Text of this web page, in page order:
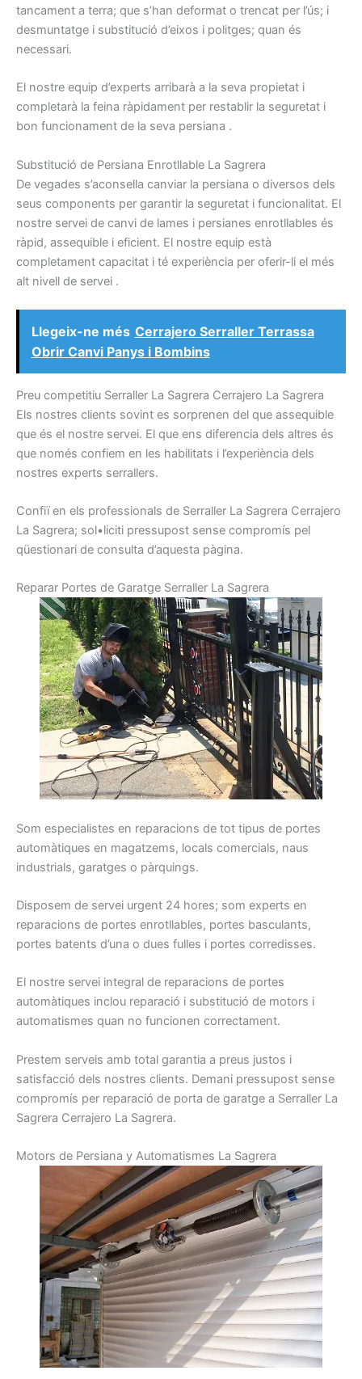
tancament a terra; que s’han deformat o trencat per l’ús; i
desmuntatge i substitució d’eixos i politges; quan és
necessari.
El nostre equip d’experts arribarà a la seva propietat i
completarà la feina ràpidament per restablir la seguretat i
bon funcionament de la seva persiana .
Substitució de Persiana Enrotllable La Sagrera
De vegades s’aconsella canviar la persiana o diversos dels
seus components per garantir la seguretat i funcionalitat. El
nostre servei de canvi de lames i persianes enrotllables és
ràpid, assequible i eficient. El nostre equip està
completament capacitat i té experiència per oferir-li el més
alt nivell de servei .
Llegeix-ne més Cerrajero Serraller Terrassa
Obrir Canvi Panys i Bombins
Preu competitiu Serraller La Sagrera Cerrajero La Sagrera
Els nostres clients sovint es sorprenen del que assequible
que és el nostre servei. El que ens diferencia dels altres és
que només confiem en les habilitats i l’experiència dels
nostres experts serrallers.
Confiï en els professionals de Serraller La Sagrera Cerrajero
La Sagrera; sol•liciti pressupost sense compromís pel
qüestionari de consulta d’aquesta pàgina.
Reparar Portes de Garatge Serraller La Sagrera
Som especialistes en reparacions de tot tipus de portes
automàtiques en magatzems, locals comercials, naus
industrials, garatges o pàrquings.
Disposem de servei urgent 24 hores; som experts en
reparacions de portes enrotllables, portes basculants,
portes batents d’una o dues fulles i portes corredisses.
El nostre servei integral de reparacions de portes
automàtiques inclou reparació i substitució de motors i
automatismes quan no funcionen correctament.
Prestem serveis amb total garantia a preus justos i
satisfacció dels nostres clients. Demani pressupost sense
compromís per reparació de porta de garatge a Serraller La
Sagrera Cerrajero La Sagrera.
Motors de Persiana y Automatismes La Sagrera